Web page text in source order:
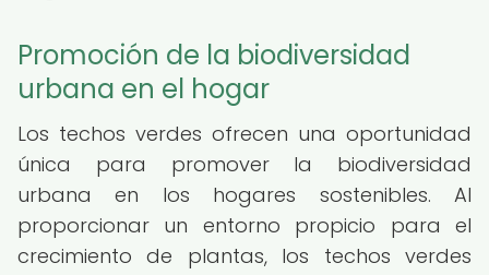
Promoción de la biodiversidad
urbana en el hogar
Los techos verdes ofrecen una oportunidad
única para promover la biodiversidad
urbana en los hogares sostenibles. Al
proporcionar un entorno propicio para el
crecimiento de plantas, los techos verdes